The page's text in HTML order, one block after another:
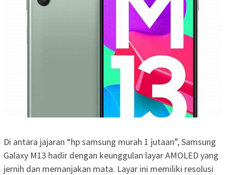
Di antara jajaran “hp samsung murah 1 jutaan”, Samsung
Galaxy M13 hadir dengan keunggulan layar AMOLED yang
jernih dan memanjakan mata. Layar ini memiliki resolusi